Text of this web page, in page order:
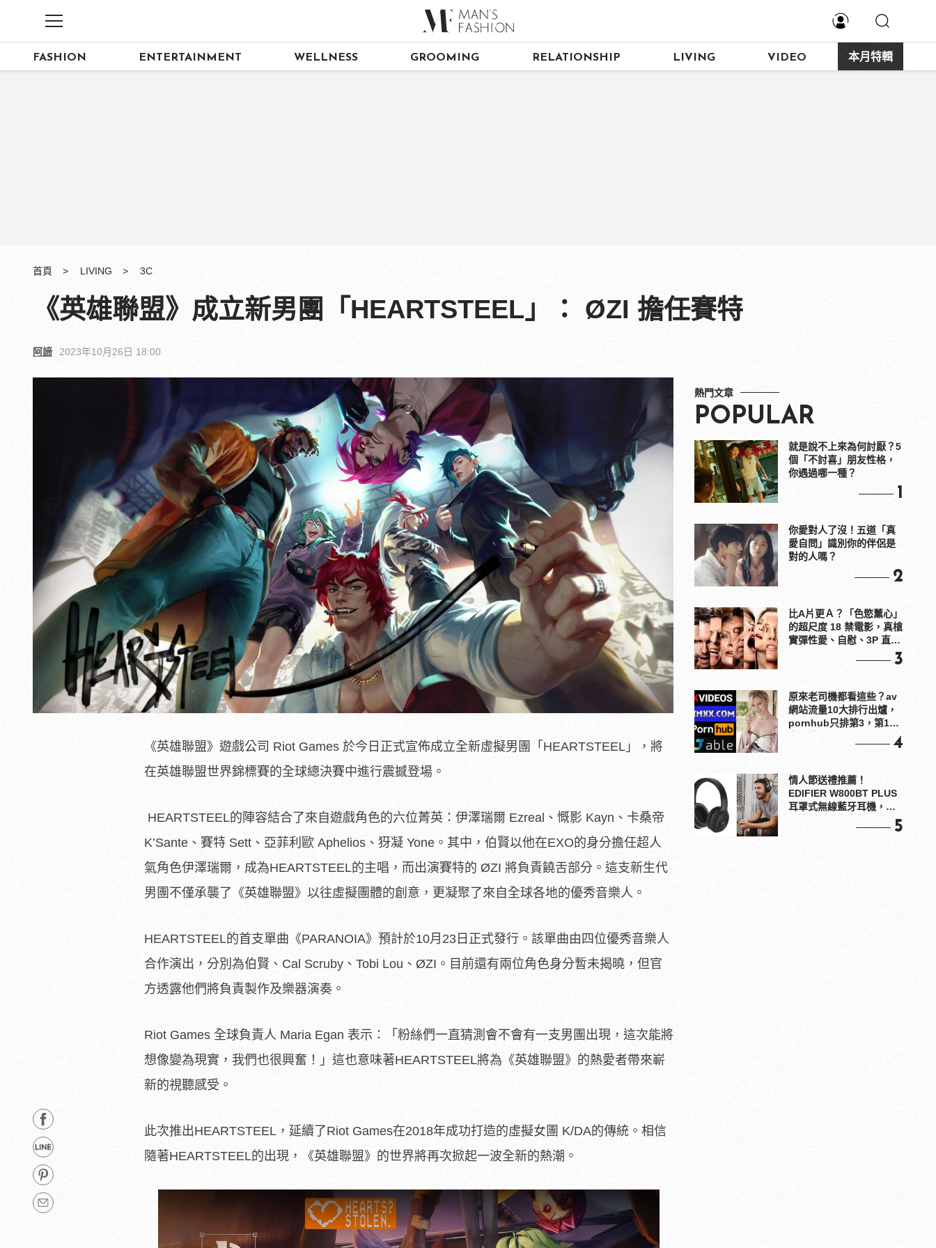
FASHION ENTERTAINMENT WELLNESS GROOMING RELATIONSHIP LIVING VIDEO 本月特輯
首頁 LIVING 3C
《英雄聯盟》成立新男團「HEARTSTEEL」： ØZI 擔任賽特
阿諦 2023年10月26日 18:00
《英雄聯盟》遊戲公司 Riot Games 於今日正式宣佈成立全新虛擬男團「HEARTSTEEL」，將
在英雄聯盟世界錦標賽的全球總決賽中進行震撼登場。
HEARTSTEEL的陣容結合了來自遊戲角色的六位菁英：伊澤瑞爾 Ezreal、慨影 Kayn、卡桑帝
K’Sante、賽特 Sett、亞菲利歐 Aphelios、犽凝 Yone。其中，伯賢以他在EXO的身分擔任超人
氣角色伊澤瑞爾，成為HEARTSTEEL的主唱，而出演賽特的 ØZI 將負責饒舌部分。這支新生代
男團不僅承襲了《英雄聯盟》以往虛擬團體的創意，更凝聚了來自全球各地的優秀音樂人。
HEARTSTEEL的首支單曲《PARANOIA》預計於10月23日正式發行。該單曲由四位優秀音樂人
合作演出，分別為伯賢、Cal Scruby、Tobi Lou、ØZI。目前還有兩位角色身分暫未揭曉，但官
方透露他們將負責製作及樂器演奏。
Riot Games 全球負責人 Maria Egan 表示：「粉絲們一直猜測會不會有一支男團出現，這次能將
想像變為現實，我們也很興奮！」這也意味著HEARTSTEEL將為《英雄聯盟》的熱愛者帶來嶄
新的視聽感受。
此次推出HEARTSTEEL，延續了Riot Games在2018年成功打造的虛擬女團 K/DA的傳統。相信
隨著HEARTSTEEL的出現，《英雄聯盟》的世界將再次掀起一波全新的熱潮。
熱門文章
POPULAR
就是說不上來為何討厭？5
個「不討喜」朋友性格，
你遇過哪一種？
1
你愛對人了沒！五道「真
愛自問」識別你的伴侶是
對的人嗎？
2
比A片更Ａ？「色慾薰心」
的超尺度 18 禁電影，真槍
實彈性愛、自慰、3P 直接
3
原來老司機都看這些？av
網站流量10大排行出爐，
pornhub只排第3，第1名
4
情人節送禮推薦！
EDIFIER W800BT PLUS
耳罩式無線藍牙耳機，在
5